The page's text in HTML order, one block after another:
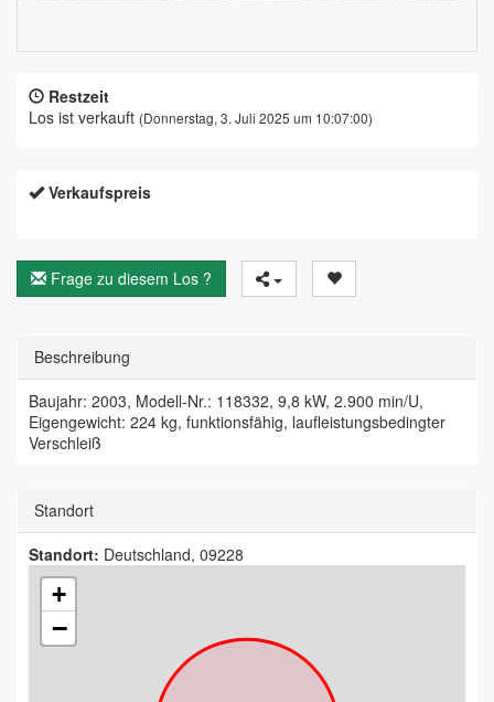
Restzeit
Los ist verkauft (Donnerstag, 3. Juli 2025 um 10:07:00)
Verkaufspreis
Frage zu diesem Los ?
Beschreibung
Baujahr: 2003, Modell-Nr.: 118332, 9,8 kW, 2.900 min/U,
Eigengewicht: 224 kg, funktionsfähig, laufleistungsbedingter
Verschleiß
Standort
Standort: Deutschland, 09228
+
−